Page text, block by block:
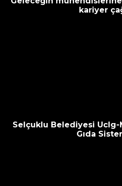
kariyer
Selçuklu Belediyesi
Gıda